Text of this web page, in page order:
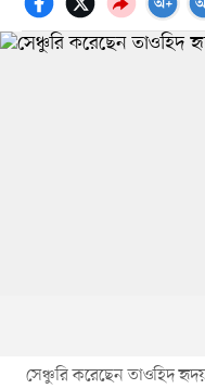
সেঞ্চুরি করেছেন তাওহিদ